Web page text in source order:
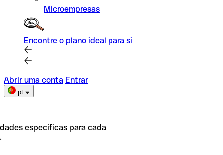
Microempresas
Encontre o plano ideal para si
Abrir uma conta Entrar
pt
específicas para cada